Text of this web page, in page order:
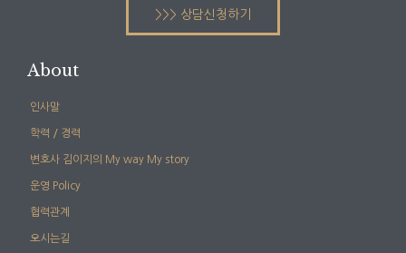
>>> 상담신청하기
About
인사말
학력 / 경력
변호사 김이지의 My way My story
운영 Policy
협력관계
오시는길